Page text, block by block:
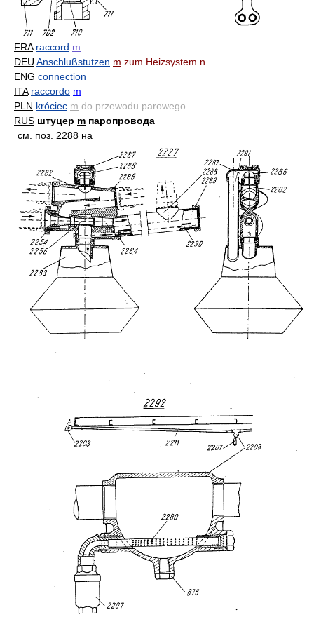
FRA raccord m
DEU Anschlußstutzen m zum Heizsystem n
ENG connection
ITA raccordo m
PLN króciec m do przewodu parowego
RUS штуцер m паропровода
см.
поз. 2288 на